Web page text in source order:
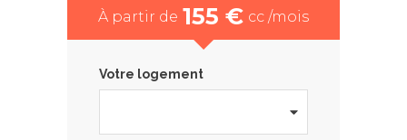
À partir de 155 € cc /mois
Votre logement